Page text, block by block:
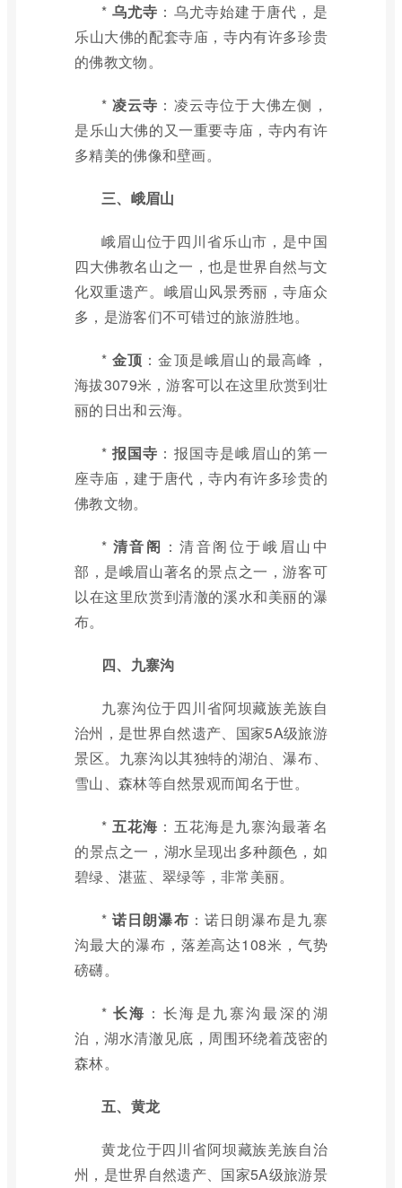
* 乌尤寺 ：乌尤寺始建于唐代，是
乐山大佛的配套寺庙，寺内有许多珍贵
的佛教文物。
* 凌云寺 ：凌云寺位于大佛左侧，
是乐山大佛的又一重要寺庙，寺内有许
多精美的佛像和壁画。
三、峨眉山
峨眉山位于四川省乐山市，是中国
四大佛教名山之一，也是世界自然与文
化双重遗产。峨眉山风景秀丽，寺庙众
多，是游客们不可错过的旅游胜地。
* 金顶 ：金顶是峨眉山的最高峰，
海拔3079米，游客可以在这里欣赏到壮
丽的日出和云海。
* 报国寺 ：报国寺是峨眉山的第一
座寺庙，建于唐代，寺内有许多珍贵的
佛教文物。
* 清音阁 ：清音阁位于峨眉山中
部，是峨眉山著名的景点之一，游客可
以在这里欣赏到清澈的溪水和美丽的瀑
布。
四、九寨沟
九寨沟位于四川省阿坝藏族羌族自
治州，是世界自然遗产、国家5A级旅游
景区。九寨沟以其独特的湖泊、瀑布、
雪山、森林等自然景观而闻名于世。
* 五花海 ：五花海是九寨沟最著名
的景点之一，湖水呈现出多种颜色，如
碧绿、湛蓝、翠绿等，非常美丽。
* 诺日朗瀑布 ：诺日朗瀑布是九寨
沟最大的瀑布，落差高达108米，气势
磅礴。
* 长海 ：长海是九寨沟最深的湖
泊，湖水清澈见底，周围环绕着茂密的
森林。
五、黄龙
黄龙位于四川省阿坝藏族羌族自治
州，是世界自然遗产、国家5A级旅游景